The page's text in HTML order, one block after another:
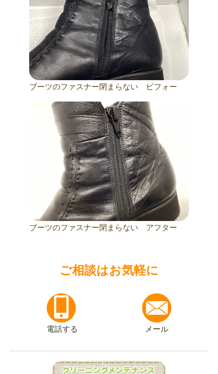
ブーツのファスナー閉まらない ビフォー
ブーツのファスナー閉まらない アフター
ご相談はお気軽に
電話する メール